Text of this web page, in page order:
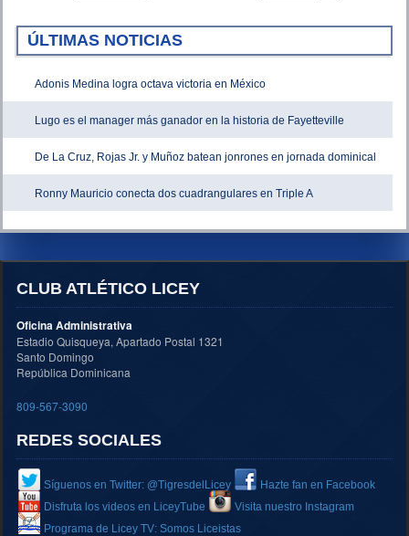
ÚLTIMAS NOTICIAS
Adonis Medina logra octava victoria en México
Lugo es el manager más ganador en la historia de Fayetteville
De La Cruz, Rojas Jr. y Muñoz batean jonrones en jornada dominical
Ronny Mauricio conecta dos cuadrangulares en Triple A
CLUB ATLÉTICO LICEY
Oficina Administrativa
Estadio Quisqueya, Apartado Postal 1321
Santo Domingo
República Dominicana
809-567-3090
REDES SOCIALES
Síguenos en Twitter: @TigresdelLicey
Hazte fan en Facebook
Disfruta los videos en LiceyTube
Visita nuestro Instagram
Programa de Licey TV: Somos Liceistas